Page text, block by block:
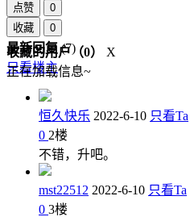
点赞
0
收藏
0
收藏的用户（0）
X
正在加载信息~
最新回复(7)
只看楼主
恒久快乐 2022-6-10 只看Ta
0 2楼
不错，升吧。
mst22512 2022-6-10 只看Ta
0 3楼